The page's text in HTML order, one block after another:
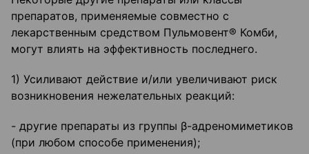
препаратов, применяемые совместно с
лекарственным средством Пульмовент® Комби,
могут влиять на эффективность последнего.
1) Усиливают действие и/или увеличивают риск
возникновения нежелательных реакций:
- другие препараты из группы β-адреномиметиков
(при любом способе применения);